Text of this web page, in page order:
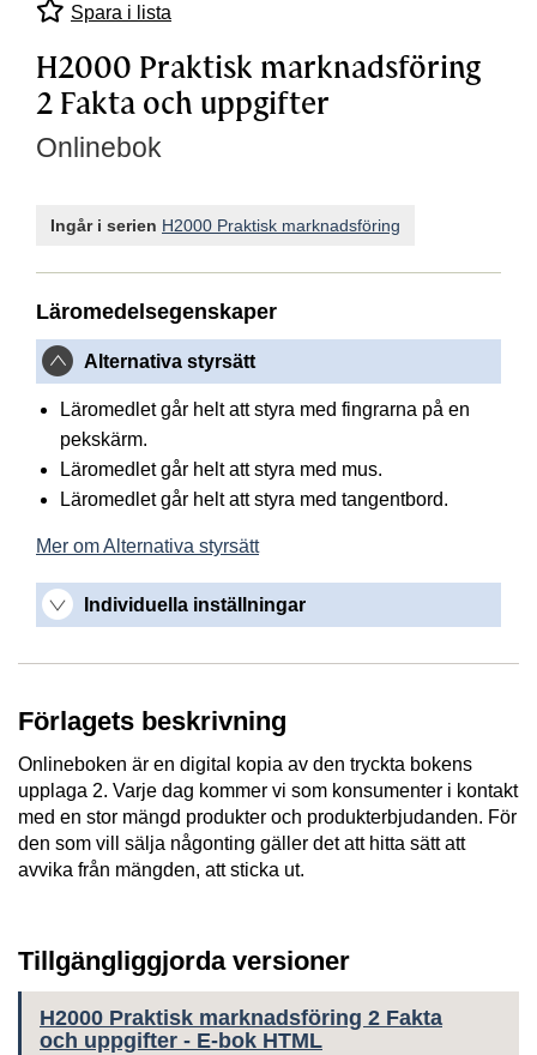
Spara i lista
H2000 Praktisk marknadsföring
2 Fakta och uppgifter
Onlinebok
Ingår i serien H2000 Praktisk marknadsföring
Läromedelsegenskaper
Alternativa styrsätt
Läromedlet går helt att styra med fingrarna på en
pekskärm.
Läromedlet går helt att styra med mus.
Läromedlet går helt att styra med tangentbord.
Mer om Alternativa styrsätt
Individuella inställningar
Förlagets beskrivning
Onlineboken är en digital kopia av den tryckta bokens
upplaga 2. Varje dag kommer vi som konsumenter i kontakt
med en stor mängd produkter och produkterbjudanden. För
den som vill sälja någonting gäller det att hitta sätt att
avvika från mängden, att sticka ut.
Tillgängliggjorda versioner
H2000 Praktisk marknadsföring 2 Fakta
och uppgifter - E-bok HTML